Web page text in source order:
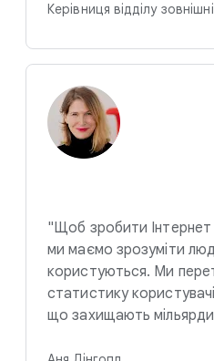
Керівниця відділу
"Щоб зробити Інтернет
ми маємо зрозуміти
користуються. Ми
статистику
що захищають